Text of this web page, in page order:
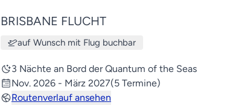
BRISBANE FLUCHT
auf Wunsch mit Flug buchbar
3 Nächte an Bord der Quantum of the Seas
Nov. 2026 - März 2027(5 Termine)
Routenverlauf ansehen